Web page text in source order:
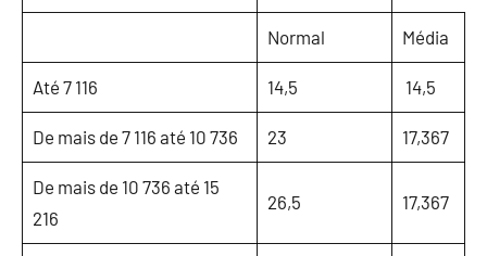
Normal Média
Até 7 116 14,5 14,5
De mais de 7 116 até 10 736 23 17,367
De mais de 10 736 até 15
216
26,5 17,367